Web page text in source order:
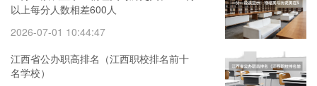
以上每分人数相差600人
2026-07-01 10:44:47
江西省公办职高排名（江西职校排名前十
名学校）